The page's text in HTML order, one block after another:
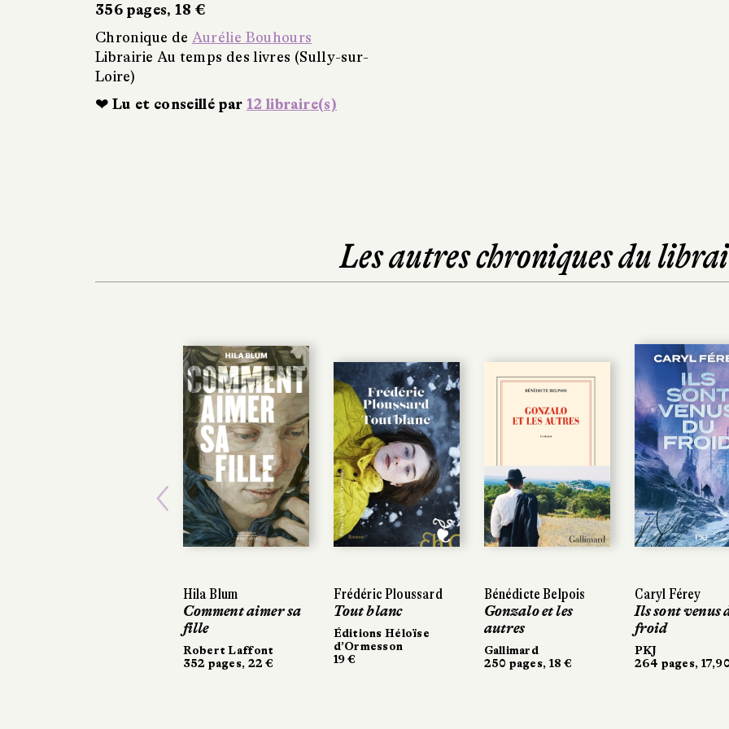
356 pages, 18 €
Chronique de Aurélie Bouhours
Librairie Au temps des livres (Sully-sur-
Loire)
❤ Lu et conseillé par 12 libraire(s)
Les autres chroniques du
Hila Blum
Comment aimer sa
fille
Robert Laffont
352 pages, 22 €
Frédéric Ploussard
Tout blanc
Éditions Héloïse
d’Ormesson
19 €
Bénédicte Belpois
Gonzalo et les
autres
Gallimard
250 pages, 18 €
Caryl Férey
Ils sont venus
froid
PKJ
264 pages,
Frédéric Ploussard
Tout blanc
Éditions Héloïse
d’Ormesson
19 €
Bénédicte Belpois
Gonzalo et les
autres
Gallimard
250 pages, 18 €
Caryl Férey
Ils sont venus
froid
PKJ
264 pages,
Previous